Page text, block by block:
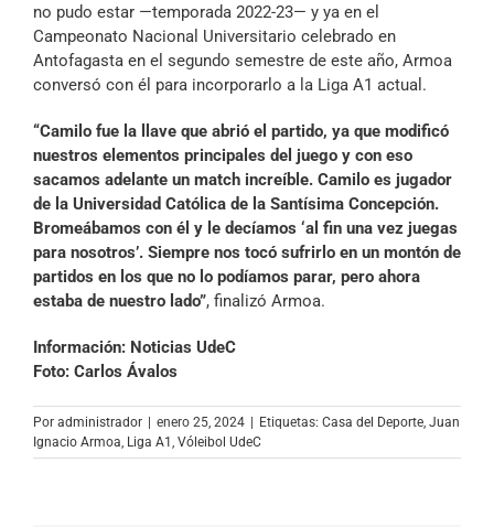
no pudo estar —temporada 2022-23— y ya en el
Campeonato Nacional Universitario celebrado en
Antofagasta en el segundo semestre de este año, Armoa
conversó con él para incorporarlo a la Liga A1 actual.
“Camilo fue la llave que abrió el partido, ya que modificó
nuestros elementos principales del juego y con eso
sacamos adelante un match increíble. Camilo es jugador
de la Universidad Católica de la Santísima Concepción.
Bromeábamos con él y le decíamos ‘al fin una vez juegas
para nosotros’. Siempre nos tocó sufrirlo en un montón de
partidos en los que no lo podíamos parar, pero ahora
estaba de nuestro lado”, finalizó Armoa.
Información: Noticias UdeC
Foto: Carlos Ávalos
Por administrador enero 25, 2024 Etiquetas: Casa del Deporte, Juan
Ignacio Armoa, Liga A1 , Vóleibol UdeC